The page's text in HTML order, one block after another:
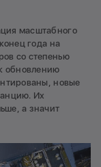
масштабного
года на
со степенью
обновлению
новые
Их
а значит